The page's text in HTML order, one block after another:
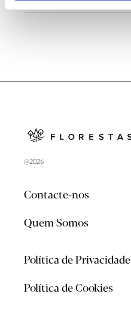
@2026
Contacte-nos
Quem Somos
Política de Privacidade
Política de Cookies